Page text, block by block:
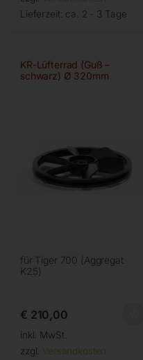
Lieferzeit: ca. 2 - 3 Tage
KR-Lüfterrad (Guß –
schwarz) Ø 320mm
für Tiger 700 (Aggregat
K25)
€ 210,00
inkl. MwSt.
zzgl. Versandkosten